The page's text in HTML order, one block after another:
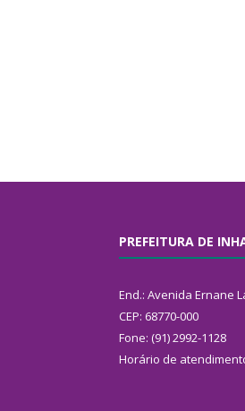
PREFEITURA DE
End.: Avenida Ernane
CEP: 68770-000
Fone: (91) 2992-1128
Horário de